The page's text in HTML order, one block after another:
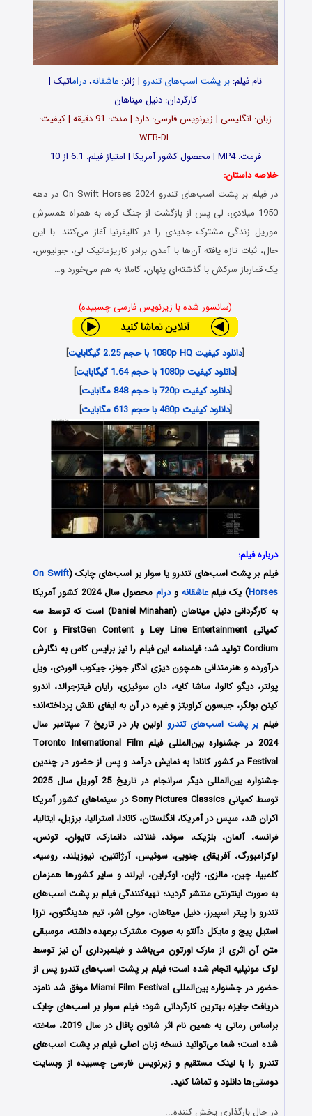
نام فیلم: بر پشت اسب‌های تندرو | ژانر: عاشقانه، دراماتیک |
کارگردان: دنیل میناهان
زبان: انگلیسی | زیرنویس فارسی: دارد | مدت: 91 دقیقه | کیفیت:
WEB-DL
فرمت: MP4 | محصول کشور آمریکا | امتیاز فیلم: 6.1 از 10
خلاصه داستان:
در فیلم بر پشت اسب‌های تندرو On Swift Horses 2024 در دهه‌
1950 میلادی، لی پس از بازگشت از جنگ کره، به همراه همسرش
موریل زندگی مشترک جدیدی را در کالیفرنیا آغاز می‌کنند. با این
حال، ثبات تازه یافته آن‌ها با آمدن برادر کاریزماتیک لی، جولیوس،
یک قمارباز سرکش با گذشته‌ای پنهان، کاملا به هم می‌خورد و…
(سانسور شده با زیرنویس فارسی چسبیده)
[دانلود کیفیت 1080p HQ با حجم 2.25 گیگابایت
]
[دانلود کیفیت 1080p با حجم 1.64 گیگابایت
]
[دانلود کیفیت 720p با حجم 848 مگابایت
]
[دانلود کیفیت 480p با حجم 613 مگابایت ]
درباره فیلم:
فیلم بر پشت اسب‌های تندرو یا سوار بر اسب‌های چابک (On Swift
Horses) یک فیلمعاشقانه ودرام
محصول سال 2024 کشور آمریکا
به کارگردانی دنیل میناهان (Daniel Minahan) است که توسط سه
کمپانی‌ Ley Line Entertainment و FirstGen Content و Cor
Cordium تولید شد؛ فیلمنامه این فیلم را نیز برایس کاس
به نگارش
درآورده و هنرمندانی همچوندیزی ادگار جونز، جیکوب الوردی، ویل
پولتر، دیگو کالوا، ساشا کایه، دان سوئیزی، رایان فیتزجرالد، اندرو
کینن بولگر، جیسون کراویتزو غیره در آن به ایفای نقش پرداخته‌اند؛
فیلم بر پشت اسب‌های تندرو
اولین بار در تاریخ 7 سپتامبر سال
2024 در جشنواره بین‌المللی فیلم Toronto International Film
Festival در کشور کانادا به نمایش درآمد و پس از حضور در چندین
جشنواره بین‌المللی دیگر سرانجام در تاریخ 25 آوریل سال 2025
توسط کمپانی Sony Pictures Classics در سینماهای کشور آمریکا
اکران شد، سپس در آمریکا، انگلستان، کانادا، استرالیا، برزیل، ایتالیا،
فرانسه، آلمان، بلژیک، سوئد، فنلاند، دانمارک، تایوان، تونس،
لوکزامبورگ، آفریقای جنوبی، سوئیس، آرژانتین، نیوزیلند، روسیه،
کلمبیا، چین، مالزی، ژاپن، اوکراین، ایرلند و سایر کشورها همزمان
به صورت اینترنتی منتشر گردید؛تهیه‌کنندگی فیلم بر پشت اسب‌های
تندرو راپیتر اسپیرز، دنیل میناهان، مولی اشر، تیم هدینگتون، ترزا
استیل پیج و مایکل دآلتو به صورت مشترک برعهده داشته، موسیقی
متن آن اثری از مارک اورتون می‌باشد و فیلمبرداری آن نیز توسط
لوک مونپلیهانجام شده است؛فیلم بر پشت اسب‌های تندرو پس از
حضور در جشنواره‌‌‌‌‌ بین‌المللی Miami Film Festival موفق شد نامزد
دریافت جایزه بهترین کارگردانی شود؛ فیلم سوار بر اسب‌های چابک
براساس رمانی به همین نام اثر شانون پافال در سال 2019، ساخته
شده است؛ شما می‌توانید نسخه زبان اصلی فیلم بر پشت اسب‌های
تندرو را با ‌لینک مستقیم و زیرنویس فارسی چسبیده از وبسایت
دوستی‌ها دانلود و تماشا کنید.
در حال بارگذاری پخش کننده...